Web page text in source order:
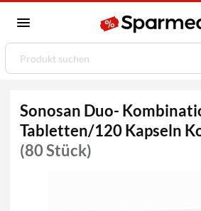
Sonosan Duo-
Tabletten/120 Kapseln
(80 Stück)